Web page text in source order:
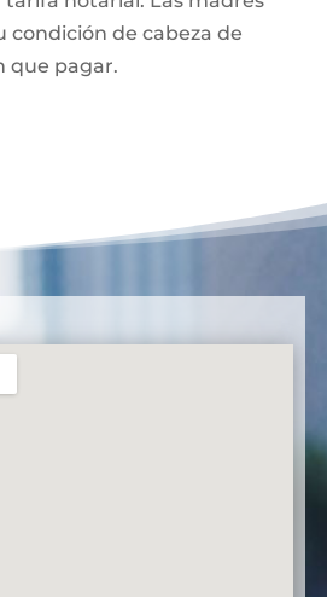
condición de cabeza de
que pagar.